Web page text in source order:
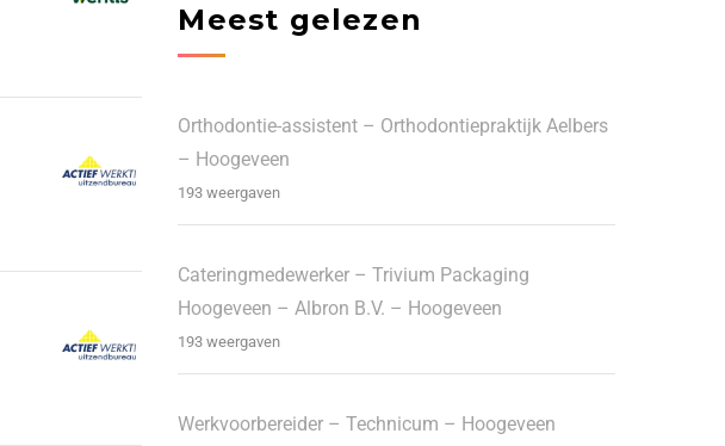
Meest gelezen
Orthodontie-assistent – Orthodontiepraktijk Aelbers
– Hoogeveen
193 weergaven
Cateringmedewerker – Trivium Packaging
Hoogeveen – Albron B.V. – Hoogeveen
193 weergaven
Werkvoorbereider – Technicum – Hoogeveen